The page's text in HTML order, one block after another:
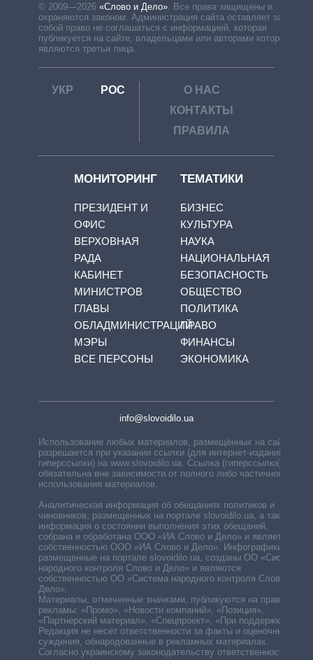
© 2009—2026 «Слово и Дело» Все права защищены и
охраняются законом. Администрация сайта оставляет за
собой право не соглашаться с информацией, которая
публикуется на сайте, владельцами или авторами которой
являются третьи лица.
УКР РОС
О НАС
КОНТАКТЫ
ПРАВИЛА
МОНИТОРИНГ
ПРЕЗИДЕНТ И
ОФИС
ВЕРХОВНАЯ
РАДА
КАБИНЕТ
МИНИСТРОВ
ГЛАВЫ
ОБЛАДМИНИСТРАЦИЙ
МЭРЫ
ВСЕ ПЕРСОНЫ
ТЕМАТИКИ
БИЗНЕС
КУЛЬТУРА
НАУКА
НАЦИОНАЛЬНАЯ
БЕЗОПАСНОСТЬ
ОБЩЕСТВО
ПОЛИТИКА
ПРАВО
ФИНАНСЫ
ЭКОНОМИКА
info@slovoidilo.ua
Использование любых материалов, размещённых на сайте,
разрешается при указании ссылки (для интернет-изданий —
гиперссылки) на www.slovoidilo.ua. Ссылка (гиперссылка)
обязательна вне зависимости от полного либо частичного
использования материалов.
Аналитическая информация об обещаниях политиков и
чиновников, размещенных на портале slovoidilo.ua, а также
информация о состоянии выполнения этих обещаний,
собрана и обработана ООО «ИА Слово и Дело» и является
собственностью ООО «ИА Слово и Дело». Инфографики,
размещенные на портале slovoidilo.ua, созданы ОО «Система
народного контроля Слово и Дело» и являются
собственностью ОО «Система народного контроля Слово и
Дело».
Материалы, отмеченные значками, публикуются на правах
рекламы: «Промо», «Новости компаний», «Позиция»,
«Партнерский материал», «Спецпроект», «При поддержке».
Редакция не несет ответственности за факты и оценочные
суждения, обнародованные в рекламных материалах.
Согласно украинскому законодательству ответственность за